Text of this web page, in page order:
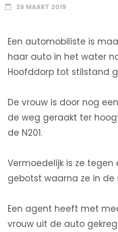
26 MAART 2019
Een automobiliste is
haar auto in het water
Hoofddorp tot stilstand
De vrouw is door nog
de weg geraakt ter
de N201.
Vermoedelijk is ze
gebotst waarna ze in
Een agent heeft met
vrouw uit de auto